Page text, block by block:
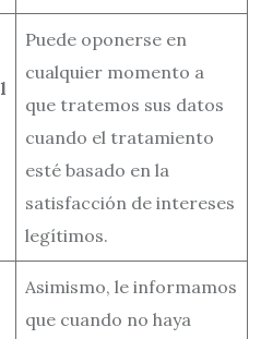
Puede oponerse en
cualquier momento a
que tratemos sus datos
cuando el tratamiento
esté basado en la
satisfacción de intereses
legítimos.
Asimismo, le informamos
que cuando no haya